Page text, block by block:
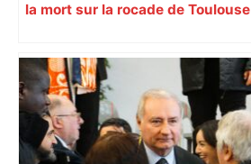
la mort sur la rocade de Toulouse